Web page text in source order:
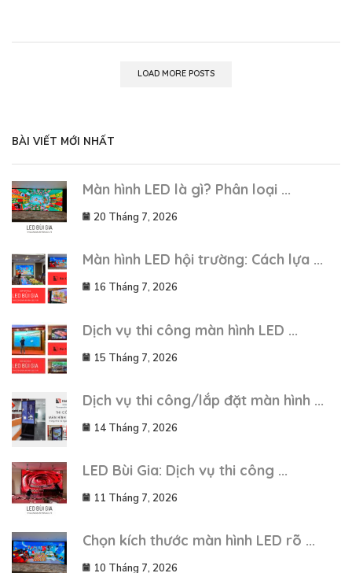
LOAD MORE POSTS
BÀI VIẾT MỚI NHẤT
Màn hình LED là gì? Phân loại ...
20 Tháng 7, 2026
Màn hình LED hội trường: Cách lựa ...
16 Tháng 7, 2026
Dịch vụ thi công màn hình LED ...
15 Tháng 7, 2026
Dịch vụ thi công/lắp đặt màn hình ...
14 Tháng 7, 2026
LED Bùi Gia: Dịch vụ thi công ...
11 Tháng 7, 2026
Chọn kích thước màn hình LED rõ ...
10 Tháng 7, 2026